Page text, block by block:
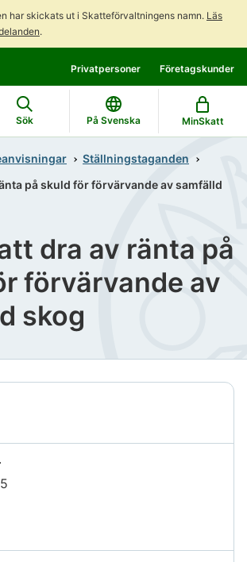
har skickats ut i Skatteförvaltningens namn. Läs
.
direkt
till
innehållet
till
hela
webbplatsens
sökning
Privatpersoner Företagskunder
Sök På Svenska MinSkatt
Ställningstaganden
på skuld för förvärvande av samfälld
dra av ränta på
förvärvande av
skog